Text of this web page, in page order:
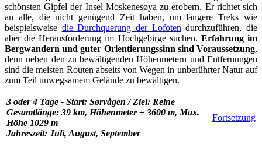
schönsten Gipfel der Insel Moskenesøya zu erobern. Er richtet sich
an alle, die nicht genügend Zeit haben, um längere Treks wie
beispielsweise die Durchquerung der Lofoten durchzuführen, die
aber die Herausforderung im Hochgebirge suchen. Erfahrung im
Bergwandern und guter Orientierungssinn sind Voraussetzung,
denn neben den zu bewältigenden Höhenmetern und Entfernungen
sind die meisten Routen abseits von Wegen in unberührter Natur auf
zum Teil unwegsamem Gelände zu bewältigen.
3 oder 4 Tage - Start: Sørvågen / Ziel: Reine
Gesamtlänge: 39 km, Höhenmeter ± 3600 m, Max.
Höhe 1029 m
Jahreszeit: Juli, August, September
Fortsetzung